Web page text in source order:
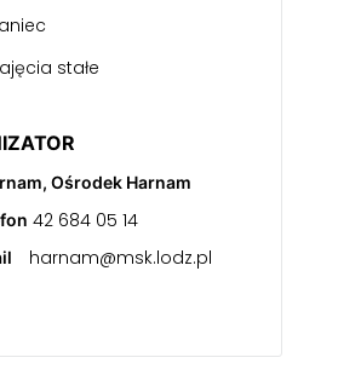
stałe
Ośrodek Harnam
42 684 05 14
harnam@msk.lodz.pl